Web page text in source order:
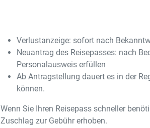
Verlustanzeige: sofort nach
Neuantrag des Reisepasses: nach
Personalausweis erfüllen
Ab Antragstellung dauert es in der
können.
Wenn Sie Ihren Reisepass schneller
Zuschlag zur Gebühr erhoben.